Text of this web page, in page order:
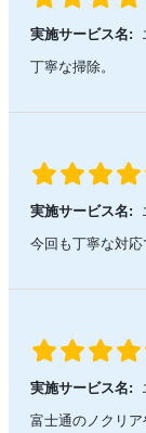
実施サービス名:
丁寧な掃除。
実施サービス名:
今回も丁寧な対応
実施サービス名:
富士通のノクリ